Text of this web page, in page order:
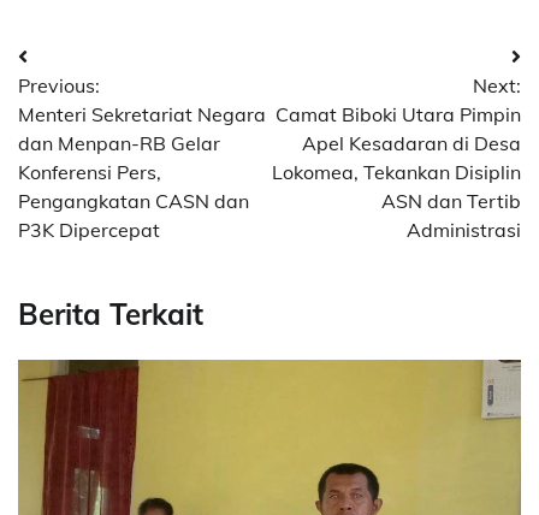
Post
navigation
Previous:
Menteri Sekretariat Negara
dan Menpan-RB Gelar
Konferensi Pers,
Pengangkatan CASN dan
P3K Dipercepat
Next:
Camat Biboki Utara Pimpin
Apel Kesadaran di Desa
Lokomea, Tekankan Disiplin
ASN dan Tertib
Administrasi
Berita Terkait